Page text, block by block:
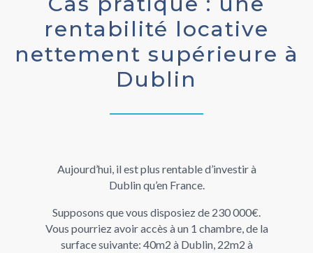
rentabilité locative
nettement supérieure à
Dublin
Aujourd’hui, il est plus rentabled’investir à
Dublin qu’en France.
Supposons que vous disposiez de 230 000€.
Vous pourriez avoir accès à un 1 chambre, de la
surface suivante: 40m2 à Dublin, 22m2 à